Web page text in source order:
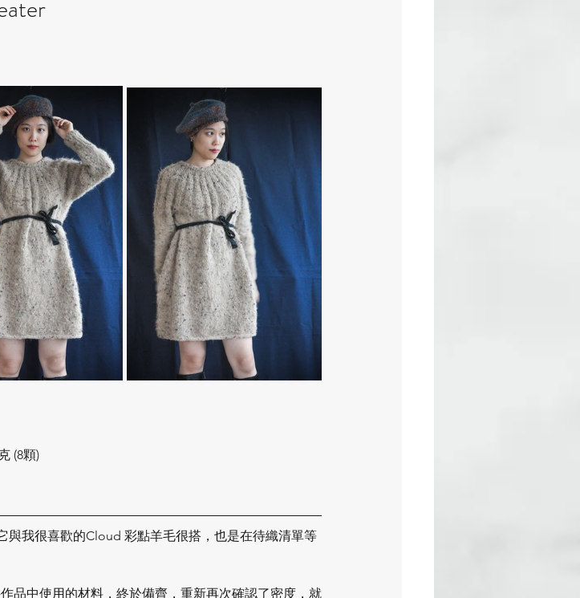
手套
GIMA ITO-KINU
(8顆)
與我很喜歡的Cloud 彩點羊毛很搭，也是在待織清單等
品中使用的材料，終於備齊，重新再次確認了密度，就